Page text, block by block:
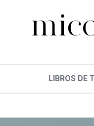
LIBROS DE